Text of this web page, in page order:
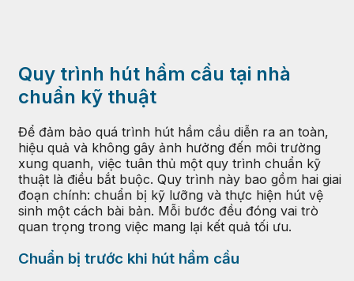
Quy trình hút hầm cầu tại nhà
chuẩn kỹ thuật
Để đảm bảo quá trình hút hầm cầu diễn ra an toàn,
hiệu quả và không gây ảnh hưởng đến môi trường
xung quanh, việc tuân thủ một quy trình chuẩn kỹ
thuật là điều bắt buộc. Quy trình này bao gồm hai giai
đoạn chính: chuẩn bị kỹ lưỡng và thực hiện hút vệ
sinh một cách bài bản. Mỗi bước đều đóng vai trò
quan trọng trong việc mang lại kết quả tối ưu.
Chuẩn bị trước khi hút hầm cầu